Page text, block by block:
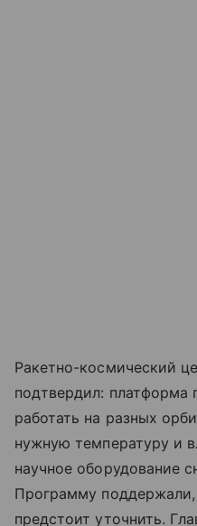
Ракетно-космический
подтвердил: платформа
работать на разных
нужную температуру и
научное оборудование
Программу
предстоит уточнить.